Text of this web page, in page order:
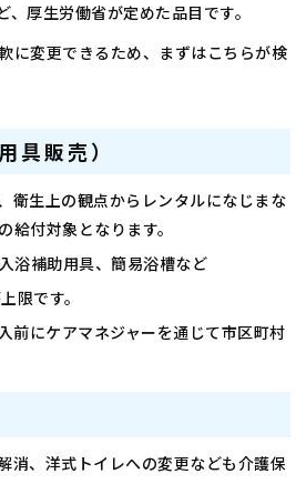
厚生労働省が定めた品目です。
に変更できるため、まずはこちらが検
具販売）
衛生上の観点からレンタルになじまな
給付対象となります。
浴補助用具、簡易浴槽など
限です。
前にケアマネジャーを通じて市区町村
消、洋式トイレへの変更なども介護保